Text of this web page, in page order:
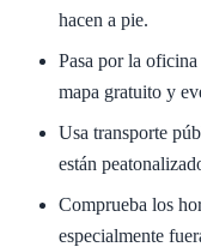
hacen a pie.
Pasa por la
mapa gratuito y
Usa transporte
están
Comprueba los
especialmente